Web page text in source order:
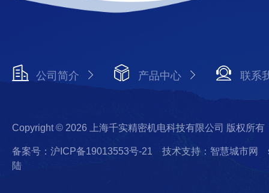
公司简介 产品中心 联系
Copyright © 2026 上海千实精密机电科技有限公司 版权所有
备案号：沪ICP备19013553号-21 技术支持：智慧城市网
陆